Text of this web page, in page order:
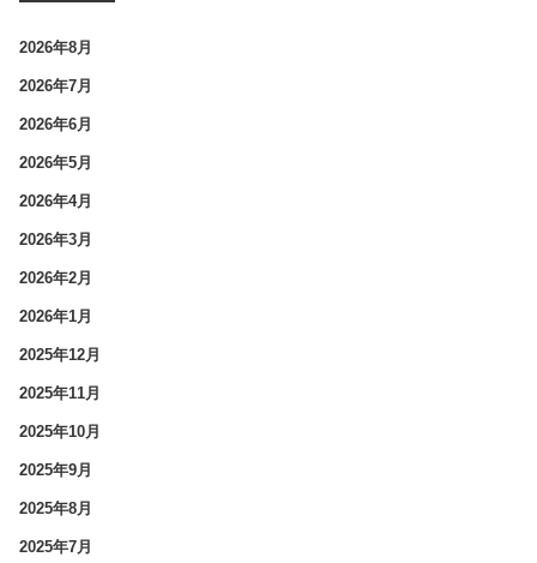
2026年8月
2026年7月
2026年6月
2026年5月
2026年4月
2026年3月
2026年2月
2026年1月
2025年12月
2025年11月
2025年10月
2025年9月
2025年8月
2025年7月